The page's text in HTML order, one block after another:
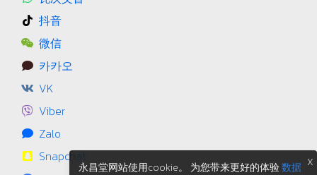
抖音
微信
카카오
VK
Viber
Zalo
Snapchat
X
永昌堂网站使用cookie。 为您带来更好的体验数据